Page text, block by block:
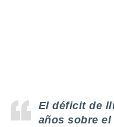
de
El déficit de
años sobre